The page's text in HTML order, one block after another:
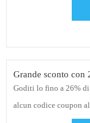
Grande sconto con
Goditi lo fino a 26% di
alcun codice coupon